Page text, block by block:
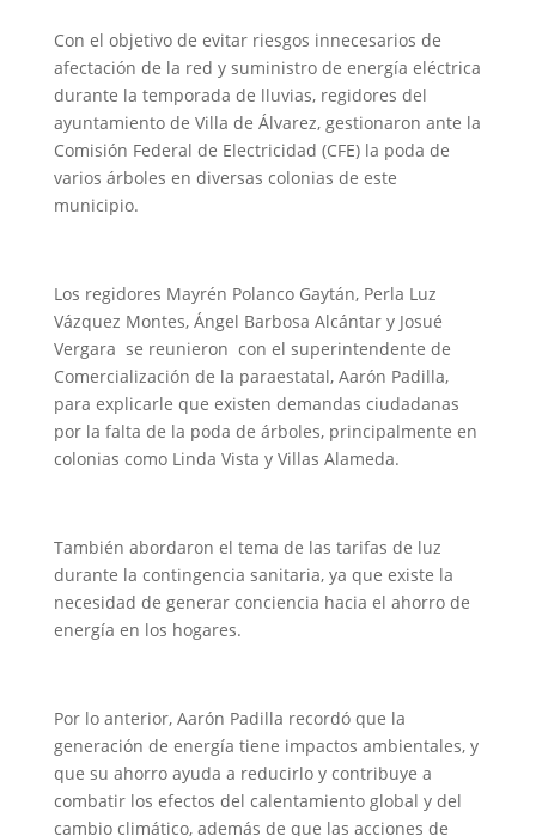
Con el objetivo de evitar riesgos innecesarios de
afectación de la red y suministro de energía eléctrica
durante la temporada de lluvias, regidores del
ayuntamiento de Villa de Álvarez, gestionaron ante la
Comisión Federal de Electricidad (CFE) la poda de
varios árboles en diversas colonias de este
municipio.
Los regidores Mayrén Polanco Gaytán, Perla Luz
Vázquez Montes, Ángel Barbosa Alcántar y Josué
Vergara se reunieron con el superintendente de
Comercialización de la paraestatal, Aarón Padilla,
para explicarle que existen demandas ciudadanas
por la falta de la poda de árboles, principalmente en
colonias como Linda Vista y Villas Alameda.
También abordaron el tema de las tarifas de luz
durante la contingencia sanitaria, ya que existe la
necesidad de generar conciencia hacia el ahorro de
energía en los hogares.
Por lo anterior, Aarón Padilla recordó que la
generación de energía tiene impactos ambientales, y
que su ahorro ayuda a reducirlo y contribuye a
combatir los efectos del calentamiento global y del
cambio climático, además de que las acciones de